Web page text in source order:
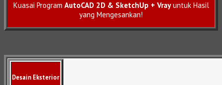
Kuasai Program AutoCAD 2D & SketchUp + Vrayuntuk Hasil
yang Mengesankan!
Desain Eksterior